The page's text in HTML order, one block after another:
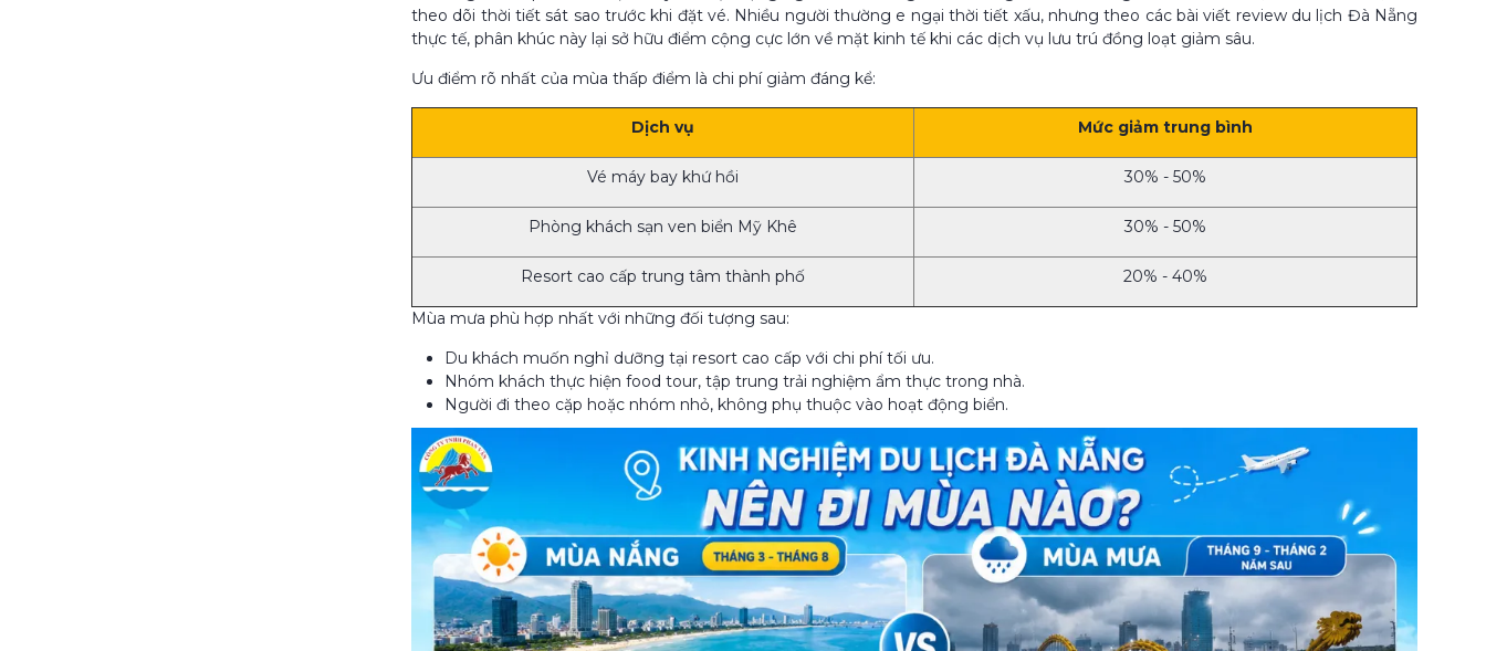
theo dõi thời tiết sát sao trước khi đặt vé. Nhiều người thường e ngại thời tiết xấu, nhưng theo các bài viết review du lịch Đà Nẵng
thực tế, phân khúc này lại sở hữu điểm cộng cực lớn về mặt kinh tế khi các dịch vụ lưu trú đồng loạt giảm sâu.
Ưu điểm rõ nhất của mùa thấp điểm là chi phí giảm đáng kể:
Dịch vụ Mức giảm trung bình
Vé máy bay khứ hồi 30% - 50%
Phòng khách sạn ven biển Mỹ Khê 30% - 50%
Resort cao cấp trung tâm thành phố 20% - 40%
Mùa mưa phù hợp nhất với những đối tượng sau:
Du khách muốn nghỉ dưỡng tại resort cao cấp với chi phí tối ưu.
Nhóm khách thực hiện food tour, tập trung trải nghiệm ẩm thực trong nhà.
Người đi theo cặp hoặc nhóm nhỏ, không phụ thuộc vào hoạt động biển.